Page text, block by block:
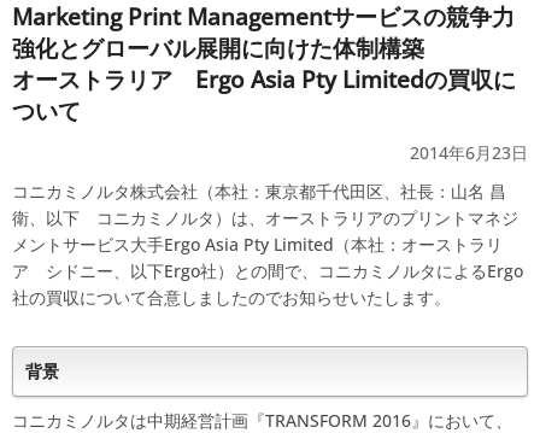
Marketing Print Managementサービスの競争力
強化とグローバル展開に向けた体制構築
オーストラリア Ergo Asia Pty Limitedの買収に
ついて
2014年6月23日
コニカミノルタ株式会社（本社：東京都千代田区、社長：山名 昌
衛、以下 コニカミノルタ）は、オーストラリアのプリントマネジ
メントサービス大手Ergo Asia Pty Limited（本社：オーストラリ
ア シドニー、以下Ergo社）との間で、コニカミノルタによるErgo
社の買収について合意しましたのでお知らせいたします。
背景
コニカミノルタは中期経営計画『TRANSFORM 2016』において、